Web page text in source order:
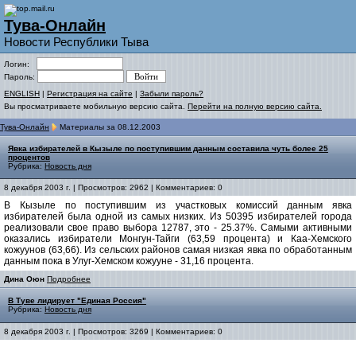
Тува-Онлайн
Новости Республики Тыва
Логин:
Пароль:
ENGLISH | Регистрация на сайте | Забыли пароль?
Вы просматриваете мобильную версию сайта. Перейти на полную версию сайта.
Тува-Онлайн Материалы за 08.12.2003
Явка избирателей в Кызыле по поступившим данным составила чуть более 25
процентов
Рубрика: Новость дня
8 декабря 2003 г. | Просмотров: 2962 | Комментариев: 0
В Кызыле по поступившим из участковых комиссий данным явка
избирателей была одной из самых низких. Из 50395 избирателей города
реализовали свое право выбора 12787, это - 25.37%. Самыми активными
оказались избиратели Монгун-Тайги (63,59 процента) и Каа-Хемского
кожуунов (63,66). Из сельских районов самая низкая явка по обработанным
данным пока в Улуг-Хемском кожууне - 31,16 процента.
Дина Оюн Подробнее
В Туве лидирует "Единая Россия"
Рубрика: Новость дня
8 декабря 2003 г. | Просмотров: 3269 | Комментариев: 0